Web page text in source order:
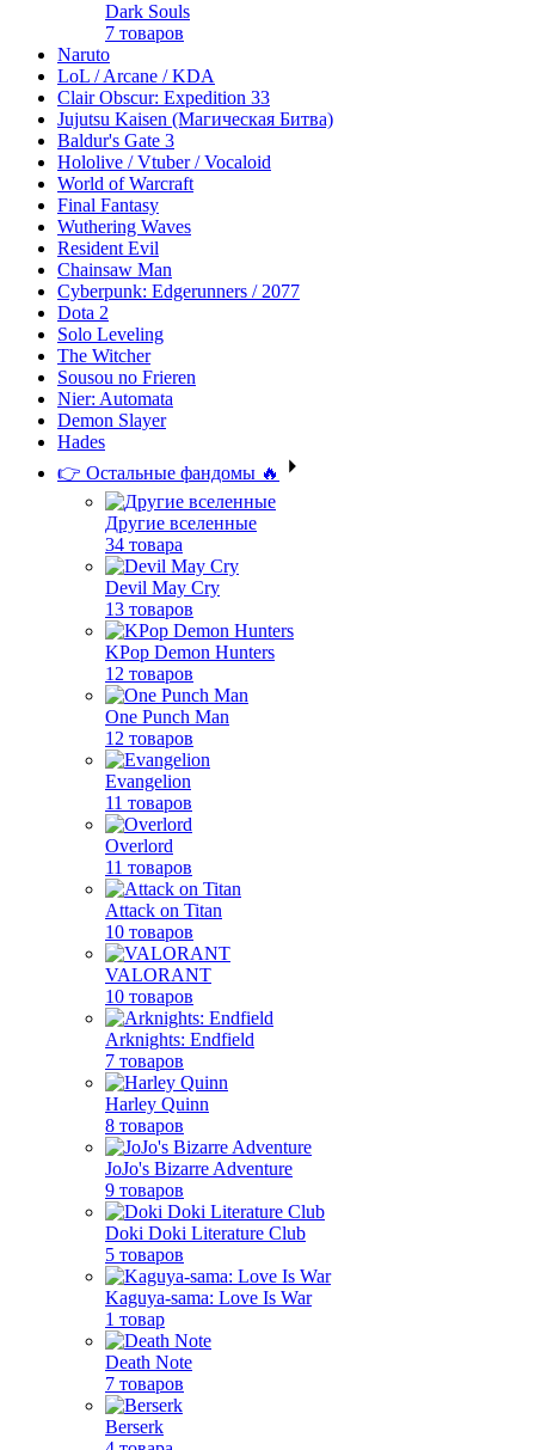
Dark Souls
7 товаров
Naruto
LoL / Arcane / KDA
Clair Obscur: Expedition 33
Jujutsu Kaisen (Магическая Битва)
Baldur's Gate 3
Hololive / Vtuber / Vocaloid
World of Warcraft
Final Fantasy
Wuthering Waves
Resident Evil
Chainsaw Man
Cyberpunk: Edgerunners / 2077
Dota 2
Solo Leveling
The Witcher
Sousou no Frieren
Nier: Automata
Demon Slayer
Hades
👉 Остальные фандомы 🔥
Другие вселенные
34 товара
Devil May Cry
13 товаров
KPop Demon Hunters
12 товаров
One Punch Man
12 товаров
Evangelion
11 товаров
Overlord
11 товаров
Attack on Titan
10 товаров
VALORANT
10 товаров
Arknights: Endfield
7 товаров
Harley Quinn
8 товаров
JoJo's Bizarre Adventure
9 товаров
Doki Doki Literature Club
5 товаров
Kaguya-sama: Love Is War
1 товар
Death Note
7 товаров
Berserk